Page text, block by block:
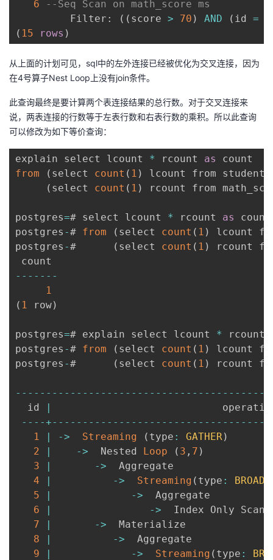
6
--Seq Scan on math_score ms
         Filter:
( ( score > 70 ) AND ( id =
( 15 rows )
从上面的计划可见， sql中的左外连接已经被优化为交叉连接，因为
在4号算子Nest Loop 上没有join条件。
此查询最终是要计算两个表连接结果的总行数。对于交叉连接来
说，两表连接的行数等于左表行数和右表行数的乘积。所以此查询
可以修改为如下等价查询：
explain select lcount * rcount as
from
( select count ( 1 )
lcount from student
( select count ( 1 ) rcount from
postgres=# select lcount * rcount as
count
postgres -# from ( select count ( 1 )
lcount
postgres -# ( select count ( 1 )
rcount
-- -- -- -
1
( 1 row)
postgres=# explain select lcount * rcount
postgres -# from ( select count ( 1 )
lcount
postgres -# ( select count ( 1 ) rcount
-- -- -- -- -- -- -- -- -- -- -- -- -- -- -- -- -- -- -- -- --
  id
|
-- --+-- -- -- -- -- -- -- -- -- -- -- -- -- -- -- -- -- --
1
| -> Streaming ( type : GATHER)
2
| ->
  Nested
Loop ( 3 , 7 )
3
| ->
4
| -> Streaming ( type :
5
| ->
6
| ->
Index Only Scan
7
| ->
8
| ->
9
| -> Streaming ( type :